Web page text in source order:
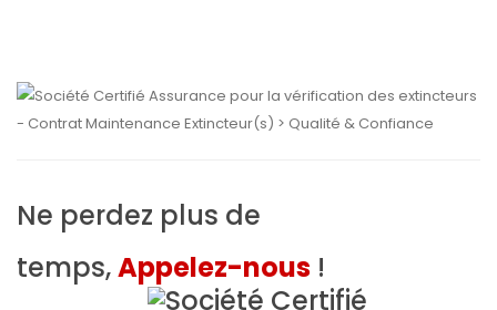
Ne perdez plus de
temps,Appelez-nous !